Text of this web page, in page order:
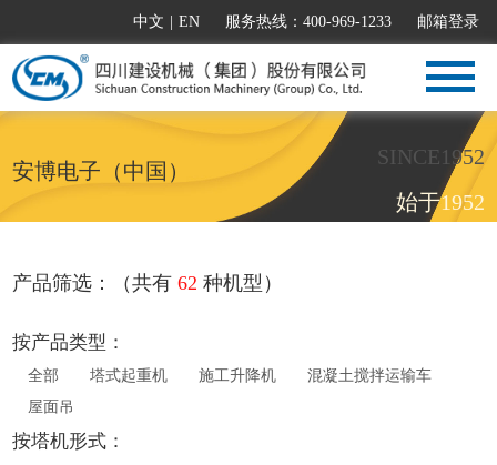
中文 EN 服务热线：400-969-1233 邮箱登录
安博电子（中国）
SINCE1952
始于1952
产品筛选：（共有62 种机型）
按产品类型：
全部 塔式起重机 施工升降机
混凝土搅拌运输车
屋面吊
按塔机形式：